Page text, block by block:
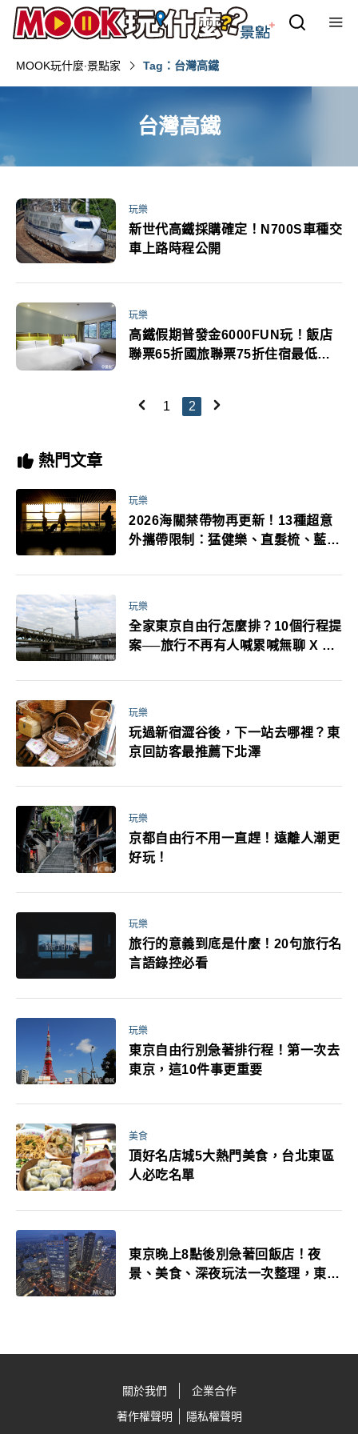
MOOK玩什麼‧景點家 Tag：台灣高鐵
台灣高鐵
玩樂
新世代高鐵採購確定！N700S車種交
車上路時程公開
玩樂
高鐵假期普發金6000FUN玩！飯店
聯票65折國旅聯票75折住宿最低
1 2
熱門文章
玩樂
2026海關禁帶物再更新！13種超意
外攜帶限制：猛健樂、直髮梳、藍牙
萬！注意事項一次看！
玩樂
全家東京自由行怎麼排？10個行程提
案──旅行不再有人喊累喊無聊 X 爸
玩樂
玩過新宿澀谷後，下一站去哪裡？東
京回訪客最推薦下北澤
玩樂
京都自由行不用一直趕！遠離人潮更
好玩！
玩樂
旅行的意義到底是什麼！20句旅行名
言語錄控必看
玩樂
東京自由行別急著排行程！第一次去
東京，這10件事更重要
美食
頂好名店城5大熱門美食，台北東區
人必吃名單
東京晚上8點後別急著回飯店！夜
景、美食、深夜玩法一次整理，東京
關於我們
企業合作
著作權聲明
隱私權聲明